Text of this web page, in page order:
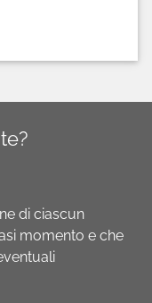
di ciascun
momento e che